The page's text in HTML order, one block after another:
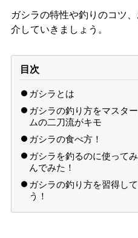
ガシラの特性や釣りのコツ
介していきましょう。
目次
ガシラとは
ガシラの釣り方をマスタ
ムの二刀流がキモ
ガシラの食べ方！
ガシラを釣るのに使って
んでみた！
ガシラの釣り方を習得し
う！